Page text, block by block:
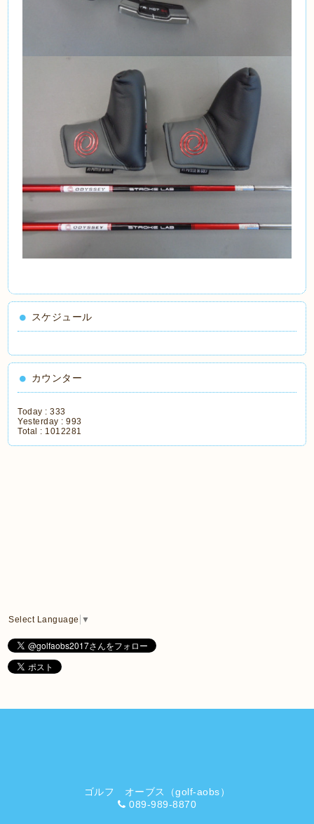
スケジュール
カウンター
Today :333
Yesterday :993
Total : 1012281
Select Language ▼
ゴルフ オーブス（golf-aobs）
089-989-8870